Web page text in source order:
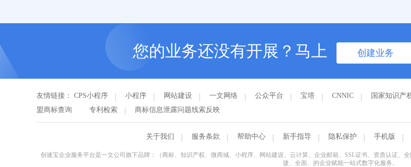
您的业务还没有开展？马上 创建业务
友情链接： CPS小程序 小程序 网站建设 一文网络 公众平台 宝塔 CNNIC 国家知识产
盟商标查询
专利检索 商标信息泄露问题线索反映
关于我们 服务条款 帮助中心 新手指导 隐私保护 手机版
创速宝企业服务平台是一文公司旗下品牌：（商标、知识产权、微商城、小程序、网站建设、云计算、企业邮箱、SSL证书、资质认证、
捷、全面、的企业赋能一站式数字化服务。